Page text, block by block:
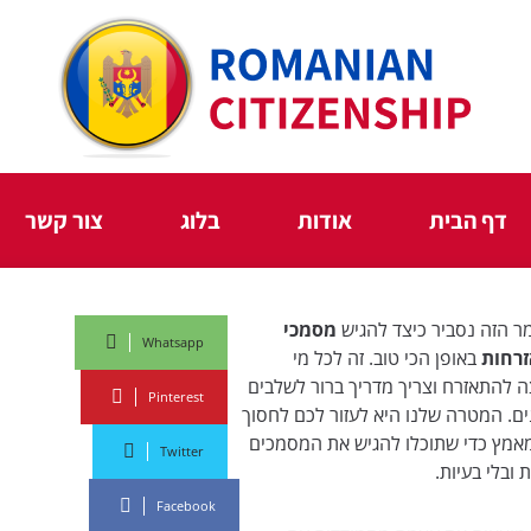
דף הבית אודות בלוג צור קשר
הזה נסביר כיצד להגיש מסמכי
באופן הכי טוב. זה לכל מי
להתאזרח וצריך מדריך ברור לשלבים
המטרה שלנו היא לעזור לכם לחסוך
כדי שתוכלו להגיש את המסמכים
ובלי בעיות.
Whatsapp
Pinterest
Twitter
Facebook